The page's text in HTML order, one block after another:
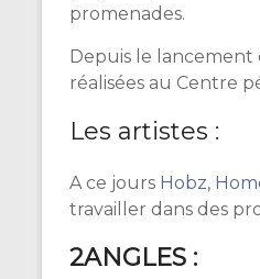
promenades.
Depuis le
réalisées au Centre
Les artistes :
A ce jours Hobz,
travailler dans des
2ANGLES :